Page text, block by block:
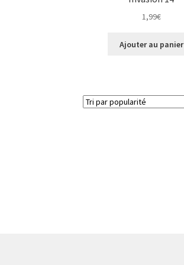
1,99€
Ajouter au panier